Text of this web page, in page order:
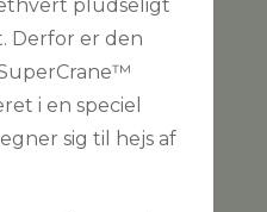
pludseligt
Derfor er den
i en speciel
sig til hejs af